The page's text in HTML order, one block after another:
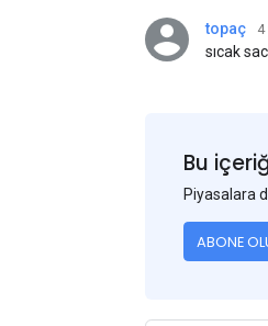
topaç 4
sıcak
Bu
Piyasalara
ABONE